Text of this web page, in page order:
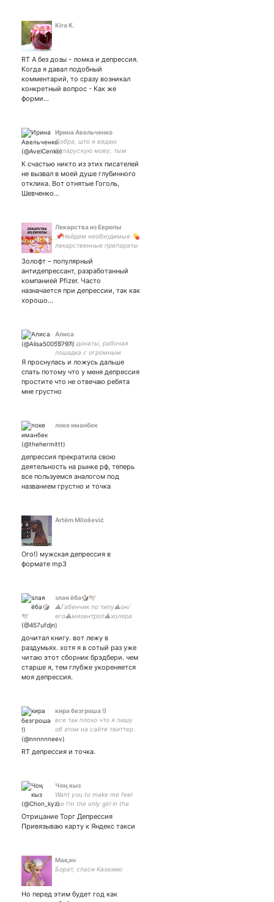
Kira K.
RT А без дозы - ломка и депрессия.
Когда я давал подобный
комментарий, то сразу возникал
конкретный вопрос - Как же
форми…
Ирина Авельченко
Добра, што я ведаю
беларускую мову, тым
украінскую.
К счастью никто из этих писателей
не вызвал в моей душе глубинного
отклика. Вот отнятые Гоголь,
Шевченко…
Лекарства из Европы
📌Найдем необходимые 💊
лекарственные препараты
📦Доставка в Россию и
СНГ. Пишите ⌨️
aptekaeurop #лекарства
Золофт – популярный
антидепрессант, разработанный
компанией Pfizer. Часто
назначается при депрессии, так как
хорошо…
Алиса
18+ за донаты, рабочая
лошадка с огромным
хуищем
Я проснулась и ложусь дальше
спать потому что у меня депрессия
простите что не отвечаю ребята
мне грустно
локе иманбек
депрессия прекратила свою
деятельность на рынке рф, теперь
все пользуемся аналогом под
названием грустно и точка
Artёm Milošević
Ого!) мужская депрессия в
формате mp3
злая ёба🎲🕊
⚠️Габенчик по типу⚠️он/
его⚠️мизантроп⚠️холера
меланхолик⚠️войдпанк⚠️изрл/
(хуйстиния??)⚠️
дочитал книгу. вот лежу в
раздумьях. хотя я в сотый раз уже
читаю этот сборник брэдбери. чем
старше я, тем глубже укореняется
моя депрессия.
кира безгроша !)
все так плохо что я пишу
об этом на сайте твиттер .
точка ком
RT депрессия и точка.
Чоң кыз
Want you to make me feel
like I’m the only girl in the
world
Отрицание Торг Депрессия
Привязываю карту к Яндекс такси
Мақан
Борат, спаси Казахию
Но перед этим будет год как